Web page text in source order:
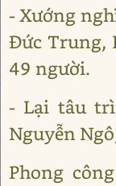
- Xướng
Đức Trung,
49 người.
- Lại tâu
Nguyễn
Phong